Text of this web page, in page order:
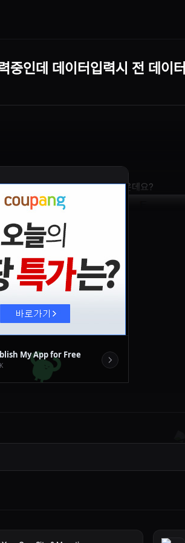
중인데 데이터입력시 전 데이터
같은데이터 셀란에 표기하고싶은데요?